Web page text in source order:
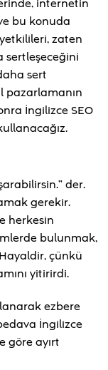
internetin
bu konuda
zaten
sertleşeceğini
sert
pazarlamanın
İngilizce SEO
der.
gerekir.
herkesin
bulunmak,
çünkü
yitirirdi.
ezbere
İngilizce
göre ayırt